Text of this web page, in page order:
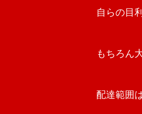
自らの目
もちろん
配達範囲